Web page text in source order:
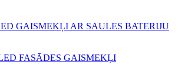
GAISMEKĻI AR SAULES BATERIJU
FASĀDES GAISMEKĻI